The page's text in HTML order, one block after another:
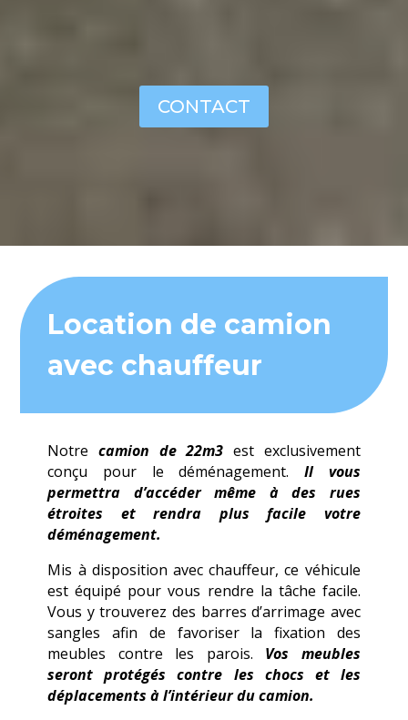
CONTACT
Location de camion
avec chauffeur
Notrecamion de 22m3 est exclusivement
conçu pour le déménagement. Il vous
permettra d’accéder même à des rues
étroites et rendra plus facile votre
déménagement.
Mis à disposition avec chauffeur, ce véhicule
est équipé pour vous rendre la tâche facile.
Vous y trouverez des barres d’arrimage avec
sangles afin de favoriser la fixation des
meubles contre les parois. Vos meubles
seront protégés contre les chocs et les
déplacements à l’intérieur du camion.